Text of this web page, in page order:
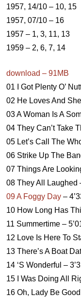
1957, 14/10 – 10, 15
1957, 07/10 – 16
1957 – 1, 3, 11, 13
1959 – 2, 6, 7, 14
download – 91MB
01 I Got Plenty O’
02 He Loves And
03 A Woman Is A
04 They Can’t Take
05 Let’s Call The
06 Strike Up The
07 Things Are
08 They All Laughed
09 A Foggy Day –
10 How Long Has
11 Summertime –
12 Love Is Here To
13 There’s A Boat
14 ‘S Wonderful –
15 I Was Doing All
16 Oh, Lady Be